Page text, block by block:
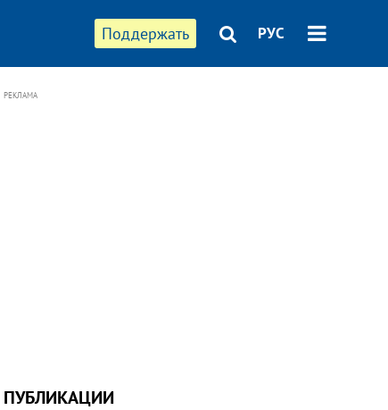
Поддержать РУС
РЕКЛАМА
ПУБЛИКАЦИИ